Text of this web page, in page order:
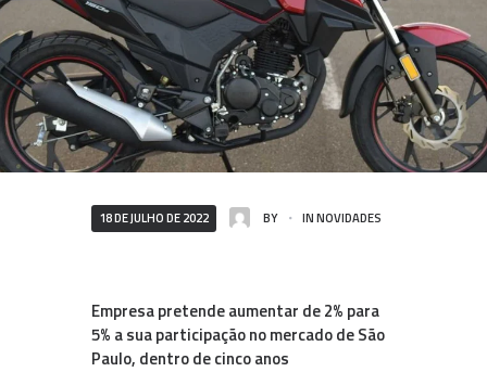
18 DE JULHO DE 2022 BY INNOVIDADES
Empresa pretende aumentar de 2% para
5% a sua participação no mercado de São
Paulo, dentro de cinco anos